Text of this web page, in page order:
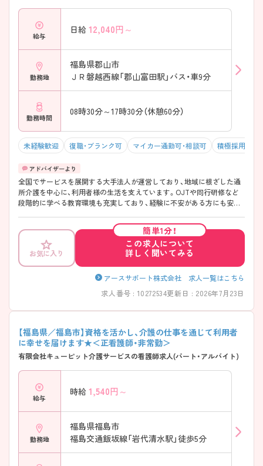
給与
日給 12,040円～
勤務地
福島県郡山市
ＪＲ磐越西線「郡山富田駅」バス・車9分
勤務時間
08時30分～17時30分（休憩60分）
未経験歓迎 復職・ブランク可 マイカー通勤可・相談可 積極採用中
全国でサービスを展開する大手法人が運営しており、地域に根ざした通
所介護を中心に、利用者様の生活を支えています。OJTや同行研修など
段階的に学べる教育環境も充実しており、経験に不安がある方にも安心
です♪ ご興味のある方には、面接対策ポイントなど、さらに詳細をご案
内しますのでお気軽にご相談ください！
お気に入り
簡単1分！
この求人について
詳しく聞いてみる
アースサポート株式会社 求人一覧はこちら
求人番号 : 10272534更新日 : 2026年7月23日
【福島県／福島市】資格を活かし、介護の仕事を通じて利用者
に幸せを届けます★＜正看護師・非常勤＞
有限会社キューピット介護サービスの看護師求人(パート・アルバイト)
給与
時給 1,540円～
勤務地
福島県福島市
福島交通飯坂線「岩代清水駅」徒歩5分